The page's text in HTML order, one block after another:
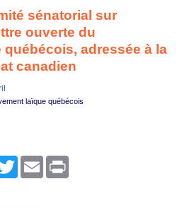
sénatorial sur
ouverte du
québécois, adressée à la
canadien
laïque québécois
TwitterEmail